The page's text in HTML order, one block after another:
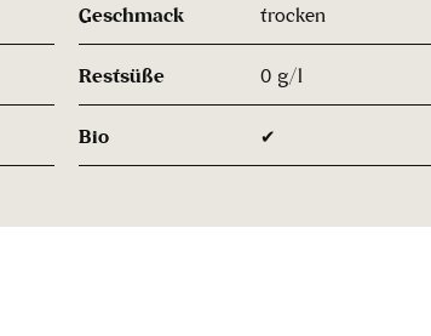
Geschmack trocken
Restsüße 0 g/l
Bio ✔